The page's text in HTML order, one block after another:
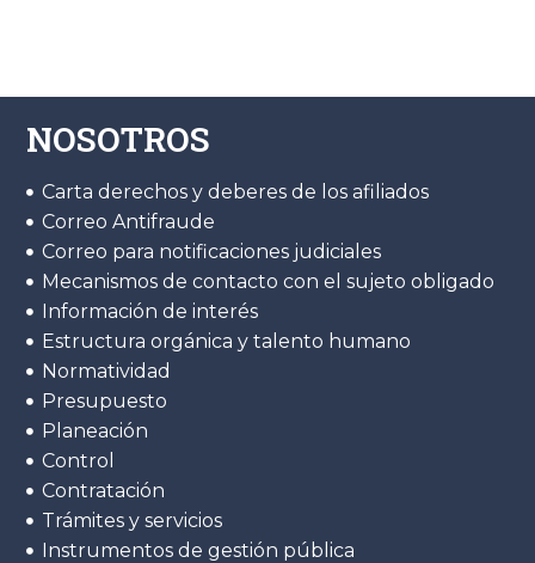
NOSOTROS
Carta derechos y deberes de los afiliados
Correo Antifraude
Correo para notificaciones judiciales
Mecanismos de contacto con el sujeto obligado
Información de interés
Estructura orgánica y talento humano
Normatividad
Presupuesto
Planeación
Control
Contratación
Trámites y servicios
Instrumentos de gestión pública